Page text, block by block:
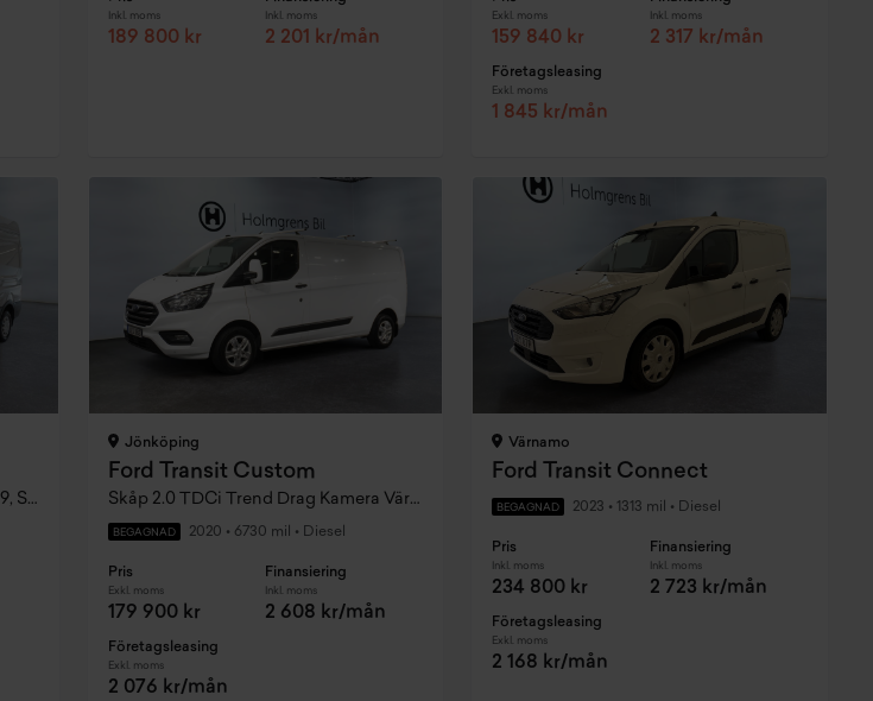
Inkl. moms
189 800 kr
Inkl. moms
2 201 kr/mån
Exkl. moms
159 840 kr
Inkl. moms
2 317 kr/mån
Företagsleasing
Exkl. moms
1 845 kr/mån
350 2.0 TDCi Selectshift, 170hk, 2019, Servad
Jönköping
Ford Transit Custom
Skåp 2.0 TDCi Trend Drag Kamera Värmare
BEGAGNAD 2020 • 6730 mil • Diesel
Pris
Exkl. moms
179 900 kr
Finansiering
Inkl. moms
2 608 kr/mån
Företagsleasing
Exkl. moms
2 076 kr/mån
Värnamo
Ford Transit Connect
BEGAGNAD 2023 • 1313 mil • Diesel
Pris
Inkl. moms
234 800 kr
Finansiering
Inkl. moms
2 723 kr/mån
Företagsleasing
Exkl. moms
2 168 kr/mån